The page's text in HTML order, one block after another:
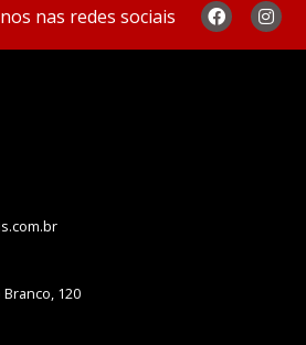
nas redes sociais
120